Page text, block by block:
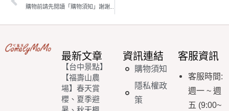
最新文章
【台中景點】
【福壽山農
場】春天賞
櫻、夏季避
資訊連結
購物須知
隱私權政
策
客服資訊
客服時間:
週一 ~ 週
五 (9:00~